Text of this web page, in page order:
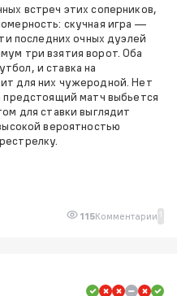
встреч этих соперников,
скучная игра —
последних очных дуэлей
три взятия ворот. Оба
и ставка на
для них чужеродной. Нет
предстоящий матч выбьется
для ставки выглядит
вероятностью
115Комментарии 1